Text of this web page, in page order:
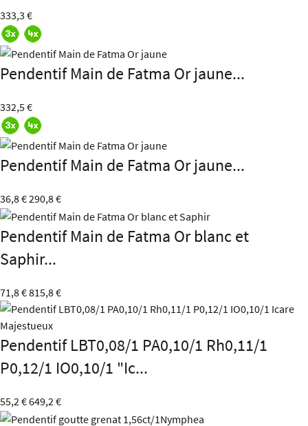
333,3 €
Pendentif Main de Fatma Or jaune...
332,5 €
Pendentif Main de Fatma Or jaune...
36,8 €290,8 €
Pendentif Main de Fatma Or blanc et
Saphir...
71,8 €815,8 €
Pendentif LBT0,08/1 PA0,10/1 Rh0,11/1
P0,12/1 IO0,10/1 "Ic...
55,2 €649,2 €